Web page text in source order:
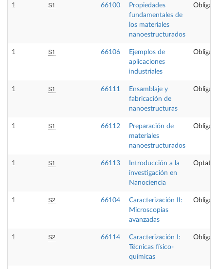
1 S1 66100
Propiedades
fundamentales de
los materiales
nanoestructurados
1 S1 66106
Ejemplos de
aplicaciones
industriales
1 S1 66111
Ensamblaje y
fabricación de
nanoestructuras
1 S1 66112
Preparación de
materiales
nanoestructurados
1 S1 66113
Introducción a la
investigación en
Nanociencia
1 S2 66104
Caracterización II:
Microscopias
avanzadas
1 S2 66114
Caracterización I:
Técnicas físico-
químicas